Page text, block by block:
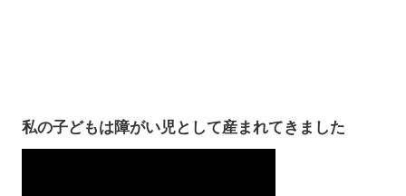
私の子どもは障がい児として産まれてきました